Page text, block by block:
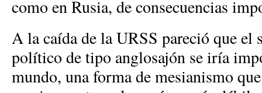
como en Rusia, de consecuencias
A la caída de la URSS pareció que el
político de tipo anglosajón se iría
mundo, una forma de mesianismo